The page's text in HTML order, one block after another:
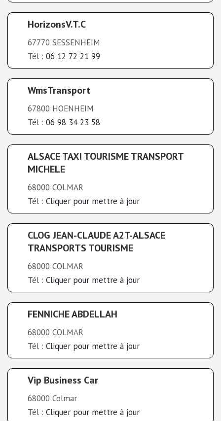
HorizonsV.T.C
67770 SESSENHEIM
Tél : 06 12 72 21 99
WmsTransport
67800 HOENHEIM
Tél : 06 98 34 23 58
ALSACE TAXI TOURISME TRANSPORT
MICHELE
68000 COLMAR
Tél : Cliquer pour mettre à jour
CLOG JEAN-CLAUDE A2T-ALSACE
TRANSPORTS TOURISME
68000 COLMAR
Tél : Cliquer pour mettre à jour
FENNICHE ABDELLAH
68000 COLMAR
Tél : Cliquer pour mettre à jour
Vip Business Car
68000 Colmar
Tél : Cliquer pour mettre à jour